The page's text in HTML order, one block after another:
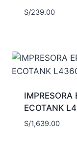
S/239.00
ECOTANK
S/1,639.00